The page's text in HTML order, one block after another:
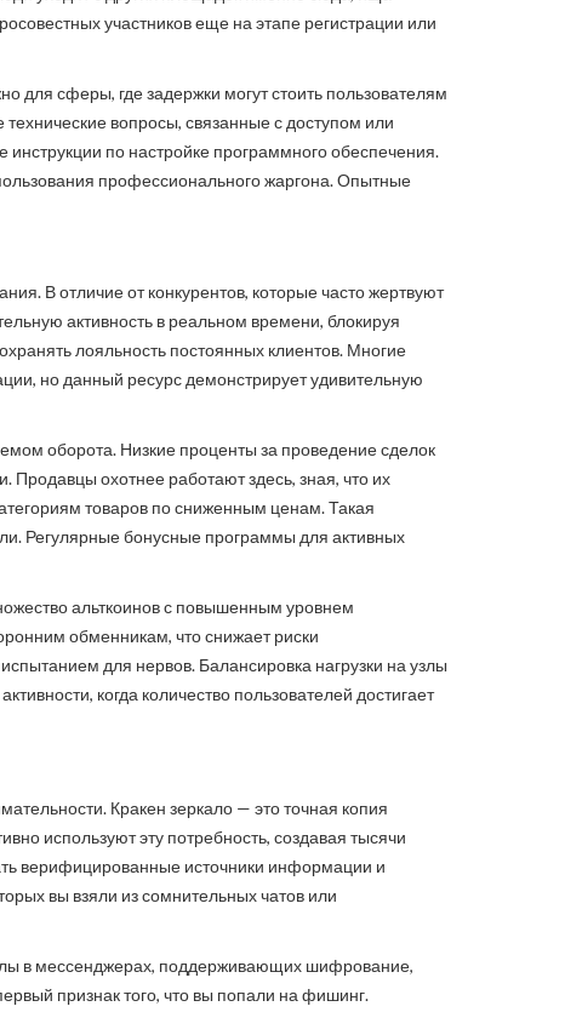
участников еще на этапе регистрации или
для сферы, где задержки могут стоить пользователям
вопросы, связанные с доступом или
по настройке программного обеспечения.
профессионального жаргона. Опытные
В отличие от конкурентов, которые часто жертвуют
активность в реальном времени, блокируя
лояльность постоянных клиентов. Многие
но данный ресурс демонстрирует удивительную
оборота. Низкие проценты за проведение сделок
Продавцы охотнее работают здесь, зная, что их
товаров по сниженным ценам. Такая
Регулярные бонусные программы для активных
альткоинов с повышенным уровнем
обменникам, что снижает риски
для нервов. Балансировка нагрузки на узлы
когда количество пользователей достигает
Кракен зеркало — это точная копия
используют эту потребность, создавая тысячи
верифицированные источники информации и
вы взяли из сомнительных чатов или
в мессенджерах, поддерживающих шифрование,
признак того, что вы попали на фишинг.